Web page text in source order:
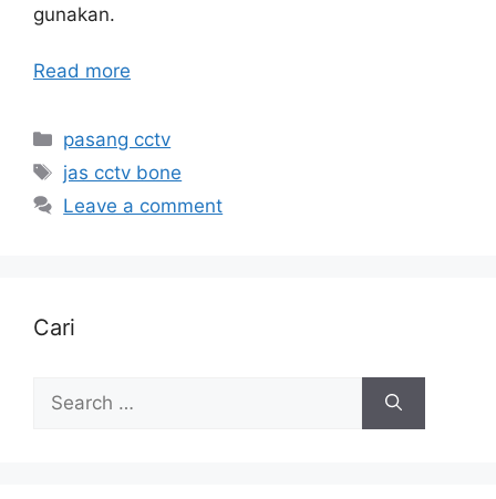
gunakan.
Read more
Categories
pasang cctv
Tags
jas cctv bone
Leave a comment
Cari
for: